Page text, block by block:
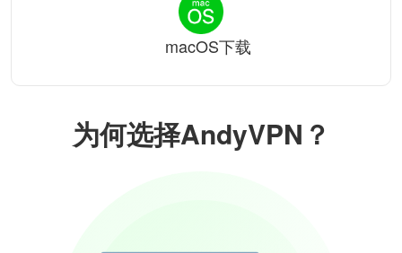
为何选择AndyVPN？
macOS下载